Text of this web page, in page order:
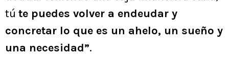
tú te puedes volver a endeudar y
concretar lo que es un ahelo, un sueño y
una necesidad”.